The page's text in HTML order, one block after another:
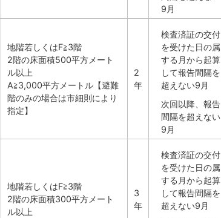
9月
地階若しくはF≧3階
2階の床面積500平方メート
ル以上
A≧3,000平方メートル【避難
階のみの場合は市細則により
指定】
2
年
検査済証の交付
を受けた日の属
する月から起算
して報告間隔を
超えない9月
次回以降、報告
間隔を超えない
9月
地階若しくはF≧3階
2階の床面積300平方メート
ル以上
3
年
検査済証の交付
を受けた日の属
する月から起算
して報告間隔を
超えない9月